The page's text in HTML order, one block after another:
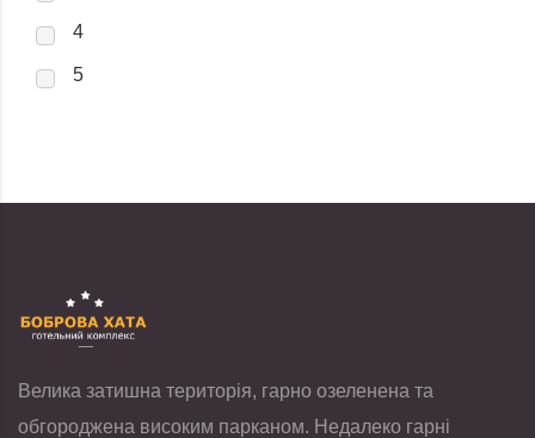
4
5
Велика затишна територія, гарно озеленена та
обгороджена високим парканом. Недалеко гарні